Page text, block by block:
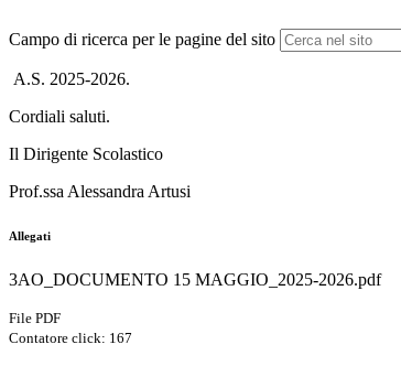
Campo di ricerca per le pagine del sito
A.S. 2025-2026.
Cordiali saluti.
Il Dirigente Scolastico
Prof.ssa Alessandra Artusi
Allegati
3AO_DOCUMENTO 15 MAGGIO_2025-2026.pdf
File PDF
Contatore click: 167